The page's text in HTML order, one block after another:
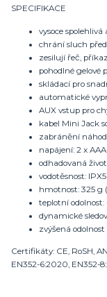
SPECIFIKACE
vysoce
chrání sluch
zesilují řeč,
pohodlné gelové
skládací pro
automatické
AUX vstup pro
kabel Mini Jack
zabránění
napájení: 2 x AAA
odhadovaná
vodotěsnost: IPX5
hmotnost: 325 g
teplotní
dynamické
zvýšená
Certifikáty: CE, RoSH,
EN352-6:2020, EN352-